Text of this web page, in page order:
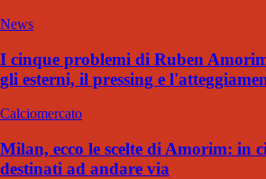
News
I cinque problemi di Ruben
gli esterni, il pressing e
Calciomercato
Milan, ecco le scelte di Amorim: in
destinati ad andare via